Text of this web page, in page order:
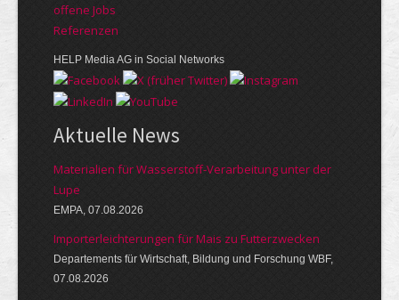
offene Jobs
Referenzen
HELP Media AG in Social Networks
Aktuelle News
Materialien für Wasserstoff-Verarbeitung unter der
Lupe
EMPA, 07.08.2026
Importerleichterungen für Mais zu Futterzwecken
Departements für Wirtschaft, Bildung und Forschung WBF,
07.08.2026